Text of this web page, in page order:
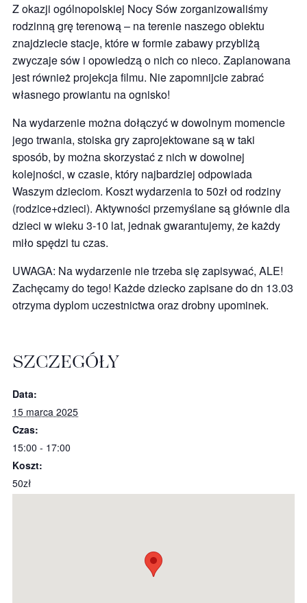
Z okazji ogólnopolskiej Nocy Sów zorganizowaliśmy
rodzinną grę terenową – na terenie naszego obiektu
znajdziecie stacje, które w formie zabawy przybliżą
zwyczaje sów i opowiedzą o nich co nieco. Zaplanowana
jest również projekcja filmu. Nie zapomnijcie zabrać
własnego prowiantu na ognisko!
Na wydarzenie można dołączyć w dowolnym momencie
jego trwania, stoiska gry zaprojektowane są w taki
sposób, by można skorzystać z nich w dowolnej
kolejności, w czasie, który najbardziej odpowiada
Waszym dzieciom. Koszt wydarzenia to 50zł od rodziny
(rodzice+dzieci). Aktywności przemyślane są głównie dla
dzieci w wieku 3-10 lat, jednak gwarantujemy, że każdy
miło spędzi tu czas.
UWAGA: Na wydarzenie nie trzeba się zapisywać, ALE!
Zachęcamy do tego! Każde dziecko zapisane do dn 13.03
otrzyma dyplom uczestnictwa oraz drobny upominek.
SZCZEGÓŁY
Data:
15 marca 2025
Czas:
15:00 - 17:00
Koszt:
50zł